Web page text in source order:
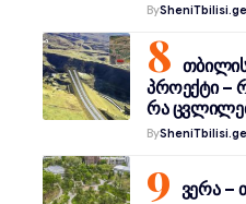
BySheniTbilisi.ge
პროექტი –
რა
BySheniTbilisi.ge
ვერა –